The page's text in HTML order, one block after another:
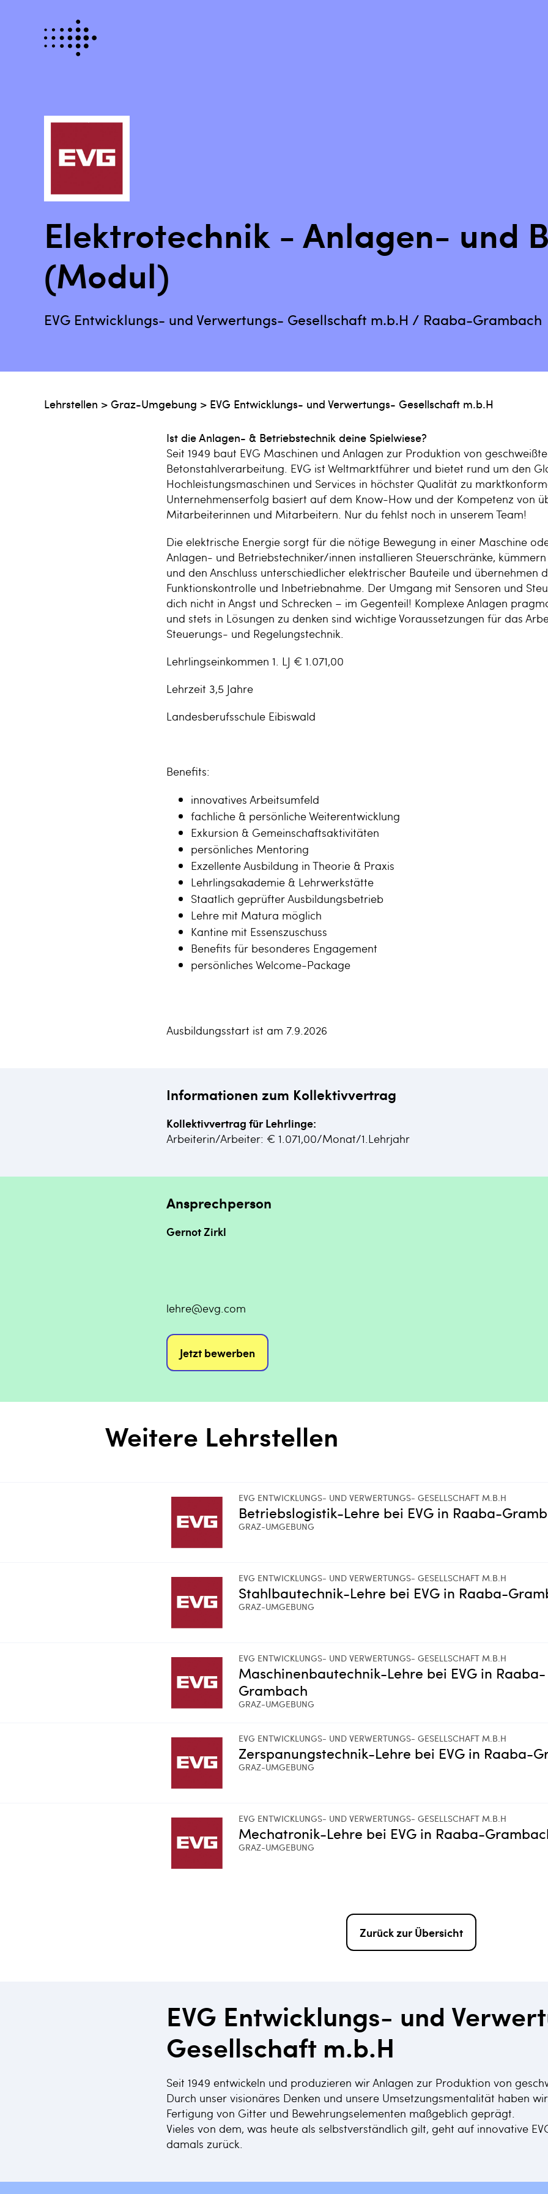
Elektrotechnik - Anlagen- und
(Modul)
EVG Entwicklungs- und Verwertungs- Gesellschaft m.b.H / Raaba-Grambach
Lehrstellen > Graz-Umgebung > EVG Entwicklungs- und Verwertungs- Gesellschaft m.b.H
Ist die Anlagen- & Betriebstechnik deine Spielwiese?
Seit 1949 baut EVG Maschinen und Anlagen zur Produktion von
Betonstahlverarbeitung. EVG ist Weltmarktführer und bietet rund um den
Hochleistungsmaschinen und Services in höchster Qualität zu
Unternehmenserfolg basiert auf dem Know-How und der Kompetenz von
Mitarbeiterinnen und Mitarbeitern. Nur du fehlst noch in unserem Team!
Die elektrische Energie sorgt für die nötige Bewegung in einer Maschine
Anlagen- und Betriebstechniker/innen installieren Steuerschränke,
und den Anschluss unterschiedlicher elektrischer Bauteile und übernehmen
Funktionskontrolle und Inbetriebnahme. Der Umgang mit Sensoren und
dich nicht in Angst und Schrecken – im Gegenteil! Komplexe Anlagen
und stets in Lösungen zu denken sind wichtige Voraussetzungen für das
Steuerungs- und Regelungstechnik.
Lehrlingseinkommen 1. LJ € 1.071,00
Lehrzeit 3,5 Jahre
Landesberufsschule Eibiswald
Benefits:
innovatives Arbeitsumfeld
fachliche & persönliche Weiterentwicklung
Exkursion & Gemeinschaftsaktivitäten
persönliches Mentoring
Exzellente Ausbildung in Theorie & Praxis
Lehrlingsakademie & Lehrwerkstätte
Staatlich geprüfter Ausbildungsbetrieb
Lehre mit Matura möglich
Kantine mit Essenszuschuss
Benefits für besonderes Engagement
persönliches Welcome-Package
Ausbildungsstart ist am 7.9.2026
Informationen zum Kollektivvertrag
Kollektivvertrag für Lehrlinge:
Arbeiterin/Arbeiter: € 1.071,00/Monat/1.Lehrjahr
Ansprechperson
Gernot Zirkl
lehre@evg.com
Jetzt bewerben
Weitere Lehrstellen
EVG ENTWICKLUNGS- UND VERWERTUNGS- GESELLSCHAFT M.B.H
Betriebslogistik-Lehre bei EVG in Raaba-
GRAZ-UMGEBUNG
EVG ENTWICKLUNGS- UND VERWERTUNGS- GESELLSCHAFT M.B.H
Stahlbautechnik-Lehre bei EVG in Raaba-
GRAZ-UMGEBUNG
EVG ENTWICKLUNGS- UND VERWERTUNGS- GESELLSCHAFT M.B.H
Maschinenbautechnik-Lehre bei EVG in Raaba-
Grambach
GRAZ-UMGEBUNG
EVG ENTWICKLUNGS- UND VERWERTUNGS- GESELLSCHAFT M.B.H
Zerspanungstechnik-Lehre bei EVG in Raaba-
GRAZ-UMGEBUNG
EVG ENTWICKLUNGS- UND VERWERTUNGS- GESELLSCHAFT M.B.H
Mechatronik-Lehre bei EVG in Raaba-
GRAZ-UMGEBUNG
Zurück zur Übersicht
EVG Entwicklungs- und
Gesellschaft m.b.H
Seit 1949 entwickeln und produzieren wir Anlagen zur Produktion von
Durch unser visionäres Denken und unsere Umsetzungsmentalität haben
Fertigung von Gitter und Bewehrungselementen maßgeblich geprägt.
Vieles von dem, was heute als selbstverständlich gilt, geht auf innovative
damals zurück.